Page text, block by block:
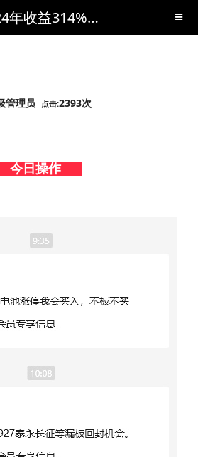
2024年收益314%！-站内公告-短线黑马,短线股票,短线炒股,实战,荐股,操盘,超级短线,令人叹为观止的短线炒股!-超级短线
管理员 点击:2393次
今日操作